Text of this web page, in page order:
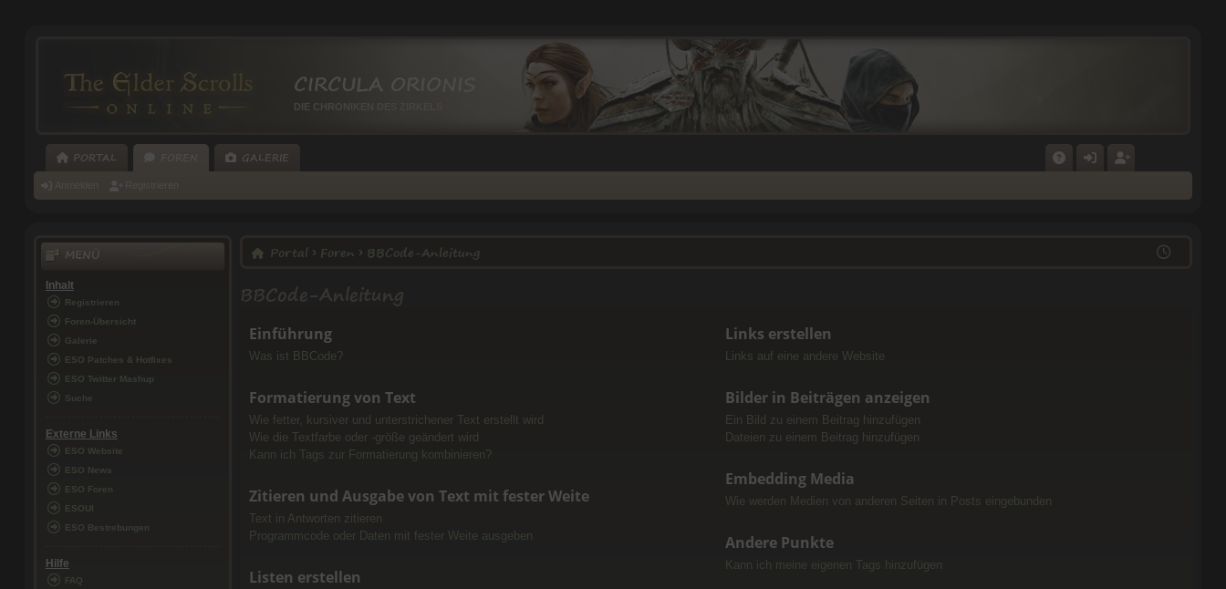
CIRCULA ORIONIS
DIE CHRONIKEN DES ZIRKELS
PORTAL
GALERIE
Anmelden Registrieren
Portal Foren BBCode-Anleitung
BBCode-Anleitung
Einführung
Was ist BBCode?
Formatierung von Text
Wie fetter, kursiver und unterstrichener Text erstellt wird
Wie die Textfarbe oder -größe geändert wird
Kann ich Tags zur Formatierung kombinieren?
Zitieren und Ausgabe von Text mit fester Weite
Text in Antworten zitieren
Programmcode oder Daten mit fester Weite ausgeben
Listen erstellen
Links erstellen
Links auf eine andere Website
Bilder in Beiträgen anzeigen
Ein Bild zu einem Beitrag hinzufügen
Dateien zu einem Beitrag hinzufügen
Embedding Media
Wie werden Medien von anderen Seiten in Posts eingebunden
Andere Punkte
Kann ich meine eigenen Tags hinzufügen
MENÜ
Inhalt
Registrieren
Foren-Übersicht
Galerie
ESO Patches & Hotfixes
ESO Twitter Mashup
Suche
Externe Links
ESO Website
ESO News
ESO Foren
ESOUI
ESO Bestrebungen
Hilfe
FAQ